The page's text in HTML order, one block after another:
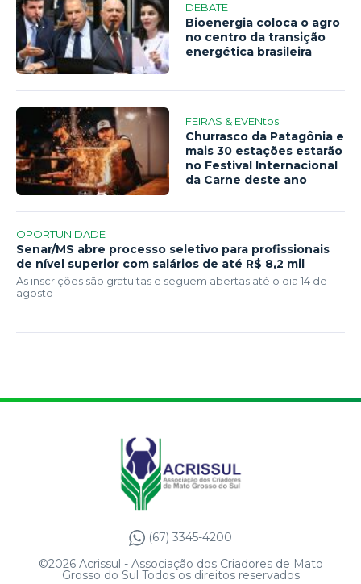
DEBATE
Bioenergia coloca o agro
no centro da transição
energética brasileira
FEIRAS & EVENtos
Churrasco da Patagônia e
mais 30 estações estarão
no Festival Internacional
da Carne deste ano
OPORTUNIDADE
Senar/MS abre processo seletivo para profissionais
de nível superior com salários de até R$ 8,2 mil
As inscrições são gratuitas e seguem abertas até o dia 14 de
agosto
(67) 3345-4200
©2026 Acrissul - Associação dos Criadores de Mato
Grosso do Sul Todos os direitos reservados